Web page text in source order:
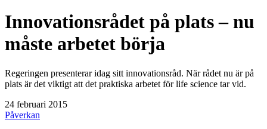
Innovationsrådet på plats – nu
måste arbetet börja
Regeringen presenterar idag sitt innovationsråd. När rådet nu är på
plats är det viktigt att det praktiska arbetet för life science tar vid.
24 februari 2015
Påverkan